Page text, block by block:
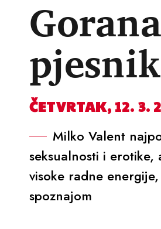
ČETVRTAK, 12. 3.
Milko Valent
seksualnosti i
visoke radne
spoznajom